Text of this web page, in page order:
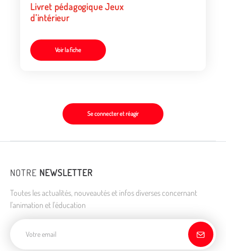
Livret pédagogique Jeux
d’intérieur
Voir la fiche
Se connecter et réagir
NOTRE NEWSLETTER
Toutes les actualités, nouveautés et infos diverses concernant
l'animation et l'éducation